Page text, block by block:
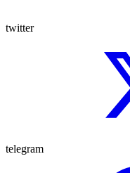
twitter
telegram